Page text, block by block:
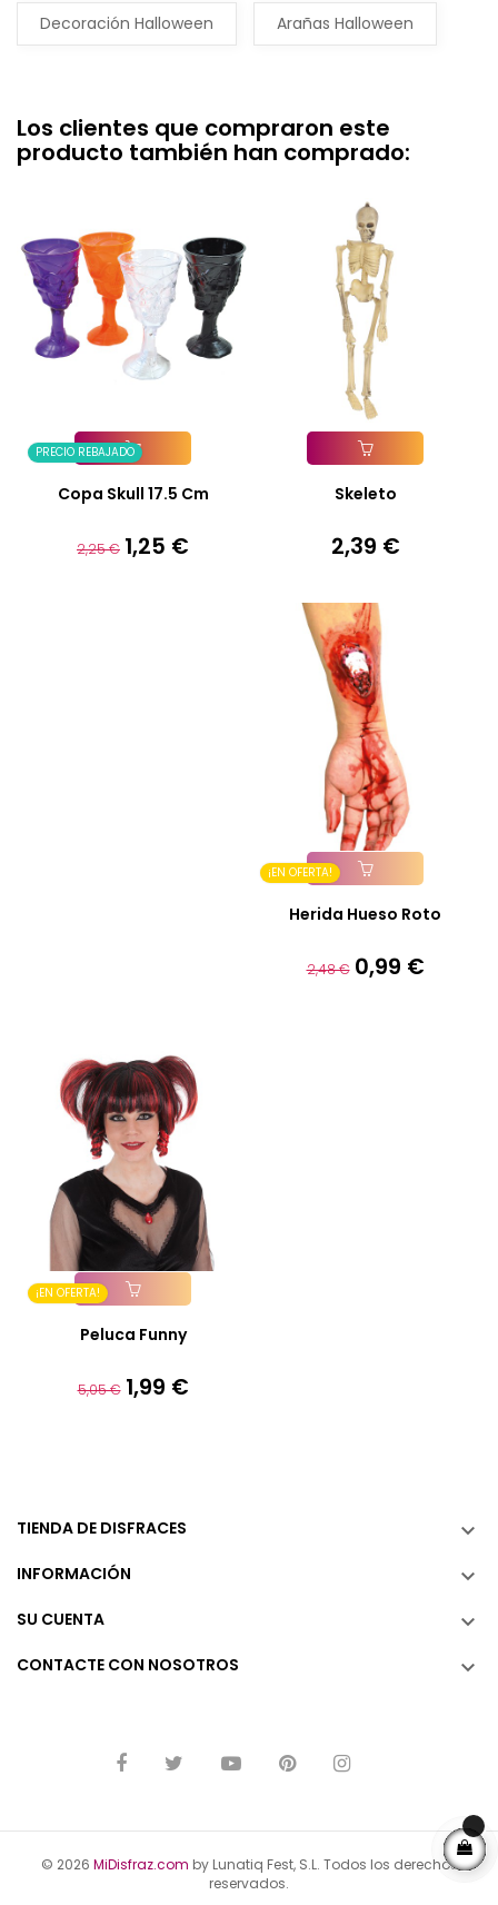
Decoración Halloween Arañas Halloween
Los clientes que compraron este
producto también han comprado:
PRECIO REBAJADO
Añadir A La Cesta
Copa Skull 17.5 Cm
Precio
2,25 € Precio
1,25 €
Añadir A La Cesta
Skeleto
Precio
2,39 €
¡EN OFERTA!
Añadir A La Cesta
Herida Hueso Roto
Precio
2,48 € Precio
0,99 €
¡EN OFERTA!
Añadir A La Cesta
Peluca Funny
Precio
5,05 € Precio
1,99 €
TIENDA DE DISFRACES 
INFORMACIÓN 
SU CUENTA 
CONTACTE CON NOSOTROS 
© 2026 MiDisfraz.com by Lunatiq Fest, S.L. Todos los derechos
reservados.